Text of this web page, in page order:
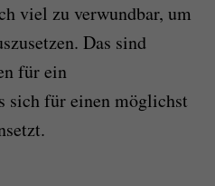
viel zu verwundbar, um
Das sind
für ein
sich für einen möglichst